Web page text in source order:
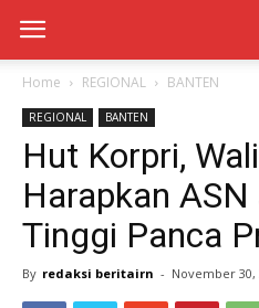
Home REGIONAL BANTEN
REGIONAL BANTEN
Hut Korpri,
Harapkan
Tinggi Panca
By redaksi beritairn - November 30,